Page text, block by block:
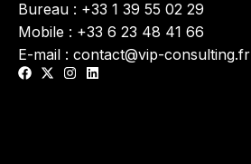
Bureau : +33 1 39 55 02 29
Mobile : +33 6 23 48 41 66
E-mail : contact@vip-consulting.fr